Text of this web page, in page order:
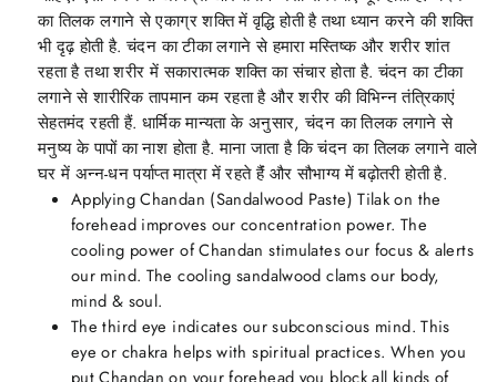
का तिलक लगाने से एकाग्र शक्ति में वृद्धि होती है तथा ध्यान करने की शक्ति
भी दृढ़ होती है. चंदन का टीका लगाने से हमारा मस्तिष्क और शरीर शांत
रहता है तथा शरीर में सकारात्मक शक्ति का संचार होता है. चंदन का टीका
लगाने से शारीरिक तापमान कम रहता है और शरीर की विभिन्न तंत्रिकाएं
सेहतमंद रहती हैं. धार्मिक मान्यता के अनुसार, चंदन का तिलक लगाने से
मनुष्य के पापों का नाश होता है. माना जाता है कि चंदन का तिलक लगाने वाले
घर में अन्न-धन पर्याप्त मात्रा में रहते हैंं और सौभाग्य में बढ़ोतरी होती है.
Applying Chandan (Sandalwood Paste) Tilak on the
forehead improves our concentration power. The
cooling power of Chandan stimulates our focus & alerts
our mind. The cooling sandalwood clams our body,
mind & soul.
The third eye indicates our subconscious mind. This
eye or chakra helps with spiritual practices. When you